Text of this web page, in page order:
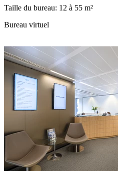
Taille du bureau: 12 à 55 m²
Bureau virtuel